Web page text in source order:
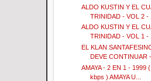
ALDO KUSTIN Y EL
TRINIDAD - VOL 2 -
ALDO KUSTIN Y EL
TRINIDAD - VOL 1 -
EL KLAN
DEVE CONTINUAR -
AMAYA - 2 EN 1 - 1999
kbps ) AMAYA U...